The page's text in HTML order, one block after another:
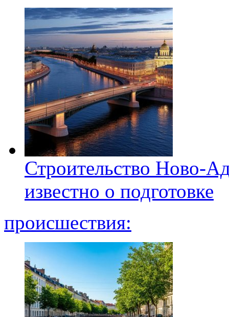
Строительство Ново-
известно о подготовке
происшествия: